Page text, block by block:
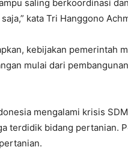
saling berkoordinasi
kata Tri Hanggono
kebijakan pemerintah
mulai dari
mengalami krisis
terdidik bidang pertanian.